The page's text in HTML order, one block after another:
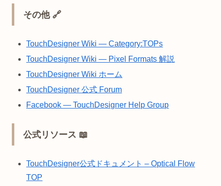
その他 🔗
TouchDesigner Wiki — Category:TOPs
TouchDesigner Wiki — Pixel Formats 解説
TouchDesigner Wiki ホーム
TouchDesigner 公式 Forum
Facebook — TouchDesigner Help Group
公式リソース 📖
TouchDesigner公式ドキュメント – Optical Flow
TOP